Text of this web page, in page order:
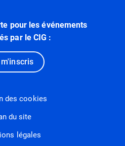
pour les événements
par le CIG :
des cookies
du site
légales